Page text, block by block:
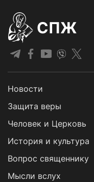
СПЖ
Новости
Защита веры
Человек и Церковь
История и культура
Вопрос священнику
Мысли вслух